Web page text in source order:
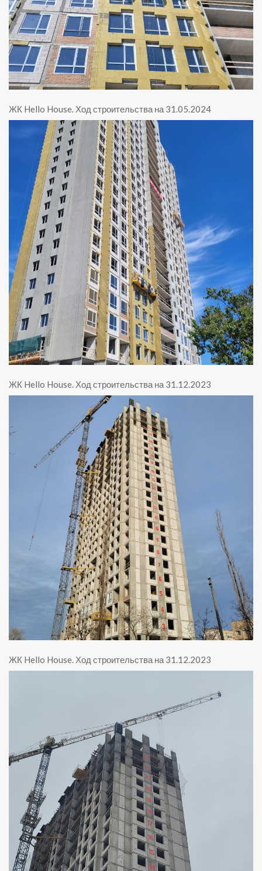
ЖК Hello House. Ход строительства на 31.05.2024
ЖК Hello House. Ход строительства на 31.12.2023
ЖК Hello House. Ход строительства на 31.12.2023